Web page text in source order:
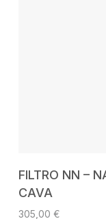
FILTRO NN –
CAVA
305,00 €